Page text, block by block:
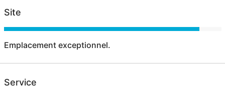
Site
Emplacement exceptionnel.
Service